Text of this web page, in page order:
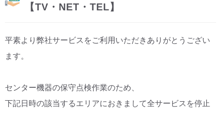
【TV・NET・TEL】
平素より弊社サービスをご利用いただきありがとうござい
ます。
センター機器の保守点検作業のため、
下記日時の該当するエリアにおきまして全サービスを停止
サービスエリア
CM・広告掲載